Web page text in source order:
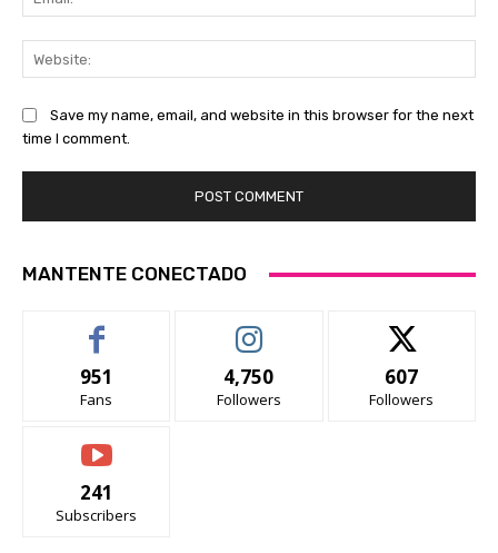
Save my name, email, and website in this browser for the next
time I comment.
MANTENTE CONECTADO
951
Fans
4,750
Followers
607
Followers
241
Subscribers